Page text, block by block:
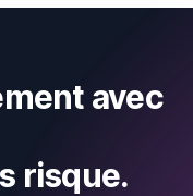
avec
risque.